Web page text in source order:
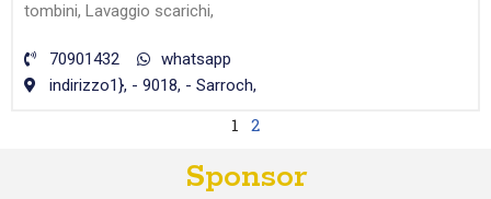
tombini, Lavaggio scarichi,
70901432
whatsapp
indirizzo1}, - 9018, - Sarroch,
1 2
Sponsor